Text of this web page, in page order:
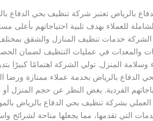
بالرياض تعتبر شركة تنظيف بحي الدفاع
للعملاء بهدف تلبية احتياجاتهم بأعلى
الشركة خدمات تنظيف المنازل والشقق
والمعدات في عمليات التنظيف لضمان
وسلامة المنزل. تولي الشركة اهتمامًا كبيرًا
الدفاع بالرياض بخدمة عملاء ممتازة ورضا
الفردية. بغض النظر عن حجم المنزل
العملي بشركة تنظيف بحي الدفاع بالرياض
التي تقدمها، مما يجعلها متاحة لشرائح